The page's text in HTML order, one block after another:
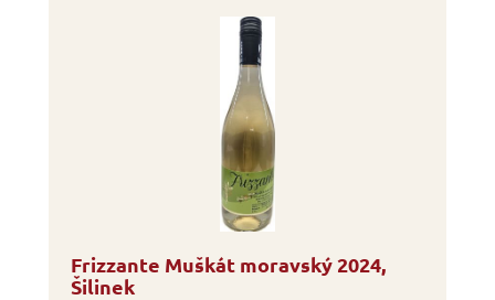
Frizzante Muškát moravský 2024,
Šilinek